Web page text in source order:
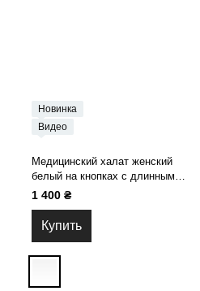
Новинка
Видео
Медицинский халат женский
белый на кнопках с длинным
рукавом 25-07
1 400 ₴
Купить